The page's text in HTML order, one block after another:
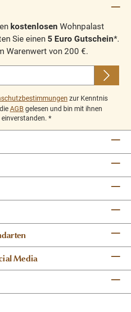
kostenlosen Wohnpalast
Sie einen 5 Euro Gutschein*.
Warenwert von 200 €.
zur Kenntnis
AGB gelesen und bin mit ihnen
einverstanden. *
Media